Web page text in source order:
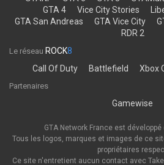
GTA 4
Vice City Stories
GTA San Andreas
GTA Vice City
RDR 2
Le réseau ROCK8
Call Of Duty
Battlefield Xbox
Partenaires
Gamewise
GTA Network France est
Tous les logos, marques et images de ce
propriétaires
Ce site n'entretient aucun contact avec